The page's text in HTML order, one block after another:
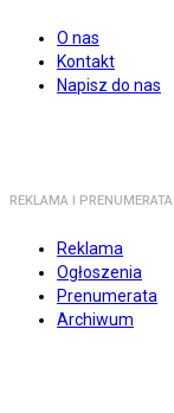
O nas
Kontakt
Napisz do nas
REKLAMA I PRENUMERATA
Reklama
Ogłoszenia
Prenumerata
Archiwum